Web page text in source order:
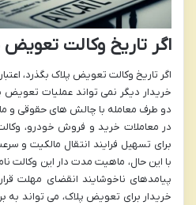
اگر تاریخ وکالت تعویض
اگر تاریخ وکالت تعویض پلاک بگذرد،
خریدار دیگر نمی تواند عملیات تعویض
دو طرف معامله با چالش های حقوقی و
در معاملات خرید و فروش خودرو،
برای تسهیل فرایند انتقال مالکیت و
با این حال، ماهیت مدت دار این وکالت
پیامدهای ناخوشایند انقضای مهلت
خریدار برای تعویض پلاک، می تواند